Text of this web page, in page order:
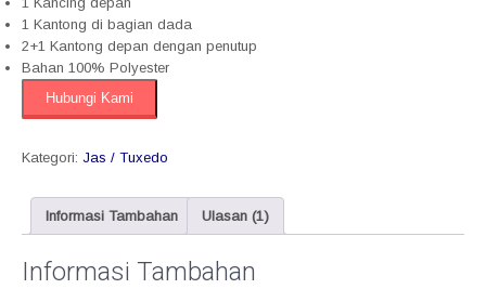
1 Kantong di bagian dada
2+1 Kantong depan dengan penutup
Bahan 100% Polyester
Hubungi Kami
Kategori: Jas / Tuxedo
Informasi Tambahan Ulasan (1)
Informasi Tambahan